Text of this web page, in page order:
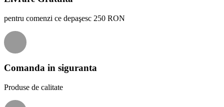
pentru comenzi ce depaşesc 250 RON
Comanda in siguranta
Produse de calitate